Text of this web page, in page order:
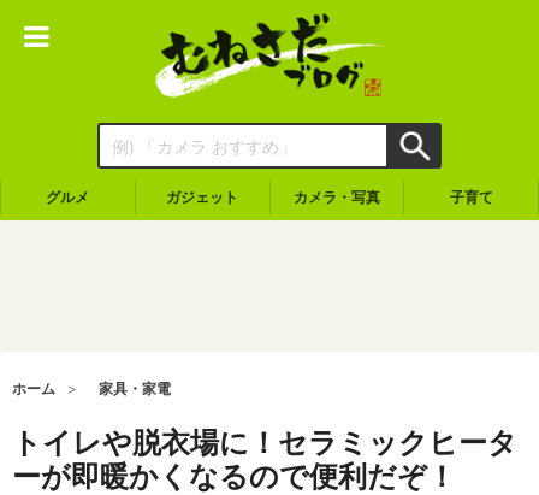
グルメ ガジェット カメラ・写真 子育て
ホーム 家具・家電
トイレや脱衣場に！セラミックヒータ
ーが即暖かくなるので便利だぞ！